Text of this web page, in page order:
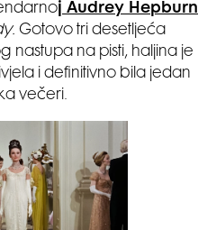
j Audrey Hepburn
Gotovo tri desetljeća
nastupa na pisti, haljina je
i definitivno bila jedan
večeri.